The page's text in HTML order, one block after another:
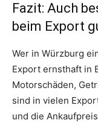
Fazit: Auch
beim Export
Wer in Würzburg
Export ernsthaft in
Motorschäden,
sind in vielen
und die